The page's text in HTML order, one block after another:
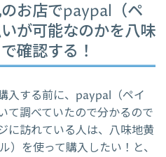
お店でpaypal（ペ
が可能なのかを八味
確認する！
入する前に、paypal（ペイ
て調べていたので分かるので
に訪れている人は、八味地黄
を使って購入したい！と、